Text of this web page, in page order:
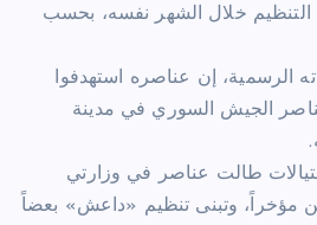
التنظيم خلال الشهر نفسه، بحسب
الرسمية، إن عناصره استهدفوا
الجيش السوري في مدينة
طالت عناصر في وزارتي
مؤخراً، وتبنى تنظيم «داعش» بعضاً